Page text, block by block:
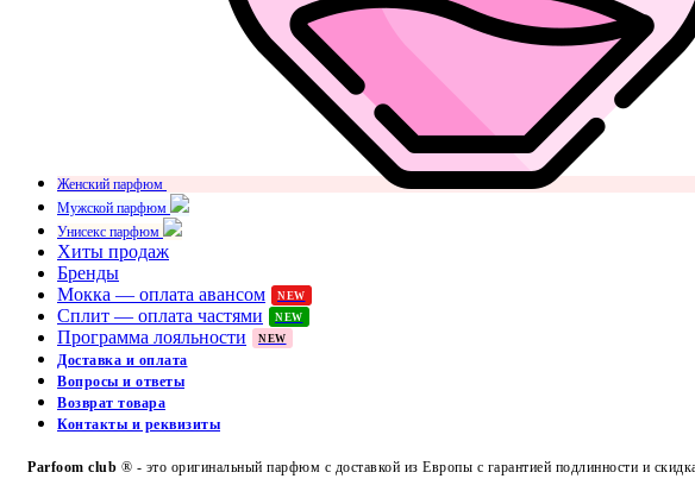
Женский парфюм
Мужской парфюм
Унисекс парфюм
Хиты продаж
Бренды
Мокка — оплата авансом
NEW
Сплит — оплата частями NEW
Программа лояльности NEW
Доставка и оплата
Вопросы и ответы
Возврат товара
Контакты и реквизиты
Parfoom club ® - это оригинальный парфюм с доставкой из Европы с гарантией подлинности и